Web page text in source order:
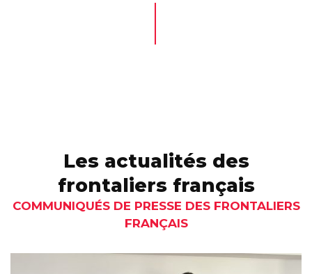
Les actualités des
frontaliers français
COMMUNIQUÉS DE PRESSE DES FRONTALIERS
FRANÇAIS